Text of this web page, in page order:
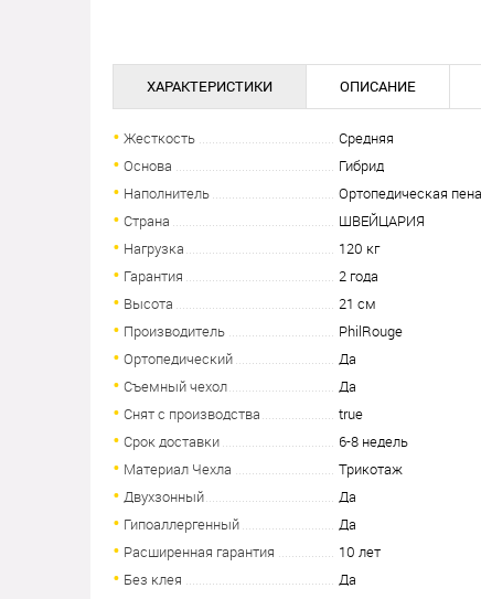
ХАРАКТЕРИСТИКИ ОПИСАНИЕ
Жесткость
Средняя
Основа
Гибрид
Наполнитель
Ортопедическая
Страна
ШВЕЙЦАРИЯ
Нагрузка
120 кг
Гарантия
2 года
Высота
21 см
Производитель
PhilRouge
Ортопедический
Да
Съемный чехол
Да
Снят с производства
true
Срок доставки
6-8 недель
Материал Чехла
Трикотаж
Двухзонный
Да
Гипоаллергенный
Да
Расширенная гарантия
10 лет
Без клея
Да